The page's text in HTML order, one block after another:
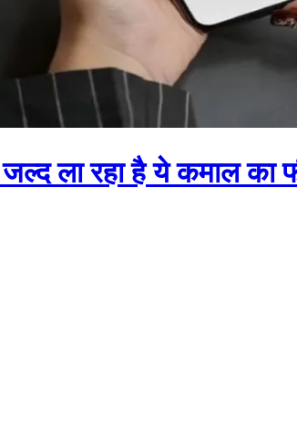
ला रहा है ये कमाल का